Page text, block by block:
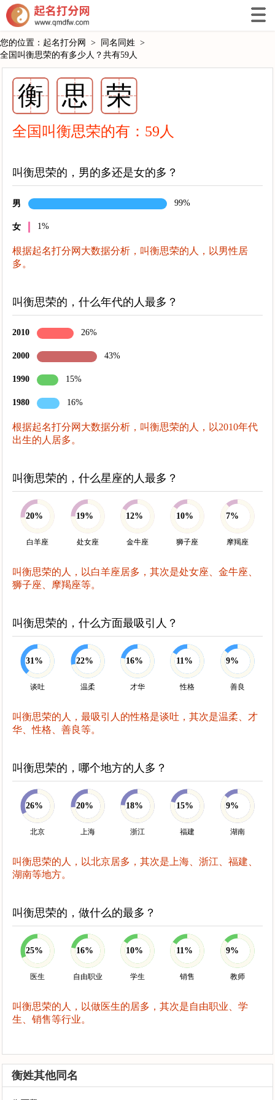
您的位置： 起名打分网 > 同名同姓 >
全国叫衡思荣的有多少人？共有59人
衡 思 荣
全国叫衡思荣的有： 59 人
叫衡思荣的，男的多还是女的多？
男 99%
女 1%
根据起名打分网大数据分析，叫衡思荣的人，以男性居
多。
叫衡思荣的，什么年代的人最多？
2010 26%
2000 43%
1990 15%
1980 16%
根据起名打分网大数据分析，叫衡思荣的人，以2010年代
出生的人居多。
叫衡思荣的，什么星座的人最多？
20%
白羊座
19%
处女座
12%
金牛座
10%
狮子座
7%
摩羯座
叫衡思荣的人，以白羊座居多，其次是处女座、金牛座、
狮子座、摩羯座等。
叫衡思荣的，什么方面最吸引人？
31%
谈吐
22%
温柔
16%
才华
11%
性格
9%
善良
叫衡思荣的人，最吸引人的性格是谈吐，其次是温柔、才
华、性格、善良等。
叫衡思荣的，哪个地方的人多？
26%
北京
20%
上海
18%
浙江
15%
福建
9%
湖南
叫衡思荣的人，以北京居多，其次是上海、浙江、福建、
湖南等地方。
叫衡思荣的，做什么的最多？
25%
医生
16%
自由职业
10%
学生
11%
销售
9%
教师
叫衡思荣的人，以做医生的居多，其次是自由职业、学
生、销售等行业。
衡姓其他同名